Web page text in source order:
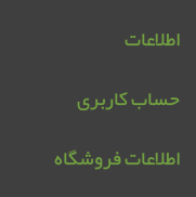
اطلاعات
حساب کاربری
اطلاعات فروشگاه